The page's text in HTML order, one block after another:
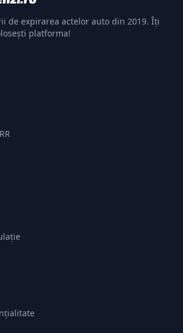
de expirarea actelor auto din 2019. Îți
platforma!